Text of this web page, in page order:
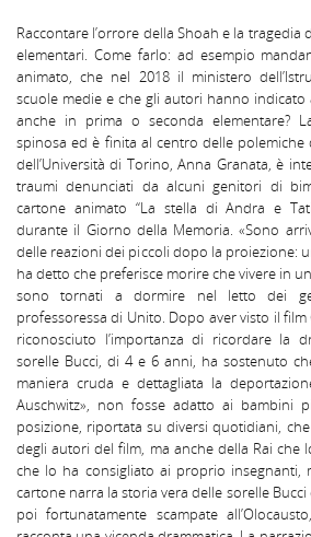
Raccontare l’orrore della Shoah e la tragedia
elementari. Come farlo: ad esempio
animato, che nel 2018 il ministero
scuole medie e che gli autori hanno
anche in prima o seconda elementare?
spinosa ed è finita al centro delle
dell’Università di Torino, Anna Granata, è
traumi denunciati da alcuni genitori di
cartone animato “La stella di Andra e
durante il Giorno della Memoria. «Sono
delle reazioni dei piccoli dopo la proiezione:
ha detto che preferisce morire che vivere in
sono tornati a dormire nel letto dei
professoressa di Unito. Dopo aver visto il
riconosciuto l’importanza di ricordare la
sorelle Bucci, di 4 e 6 anni, ha sostenuto
maniera cruda e dettagliata la
Auschwitz», non fosse adatto ai bambini
posizione, riportata su diversi quotidiani,
degli autori del film, ma anche della Rai
che lo ha consigliato ai proprio insegnanti,
cartone narra la storia vera delle sorelle
poi fortunatamente scampate